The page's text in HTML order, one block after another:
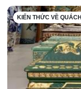
KIẾN THỨC VỀ